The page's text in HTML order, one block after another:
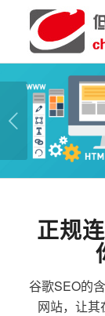
正规
谷歌SEO的
网站，让